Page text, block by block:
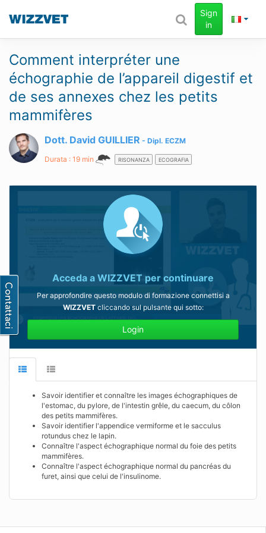
Sign
in
Comment interpréter une
échographie de l’appareil digestif et
de ses annexes chez les petits
mammifères
Dott. David GUILLIER Dipl. ECZM
Durata : 19 min RISONANZA ECOGRAFIA
Acceda a WIZZVET per continuare
Per approfondire questo modulo di formazione connettisi a
WIZZVETcliccando sul pulsante qui sotto:
Login
Savoir identifier et connaître les images échographiques de
l'estomac, du pylore, de l'intestin grêle, du caecum, du côlon
des petits mammifères.
Savoir identifier l'appendice vermiforme et le sacculus
rotundus chez le lapin.
Connaître l'aspect échographique normal du foie des petits
mammifères.
Connaître l'aspect échographique normal du pancréas du
furet, ainsi que celui de l'insulinome.